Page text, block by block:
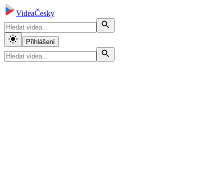
VideaČesky
Přihlášení